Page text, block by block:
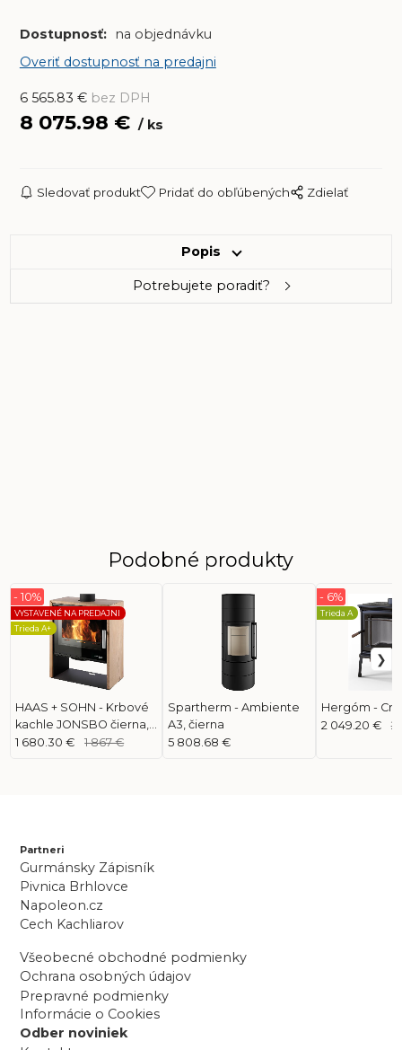
Dostupnosť:
na objednávku
Overiť dostupnosť na predajni
6 565.83 € bez DPH
8 075.98 € ks
Sledovať produkt Pridať do obľúbených Zdielať
Popis
Potrebujete poradiť?
Podobné produkty
HAAS + SOHN - Krbové
kachle JONSBO čierna,
woodstone
VYSTAVENÉ NA PREDAJNI
Trieda A+
- 10%
1 680.30 € 1 867 €
Spartherm - Ambiente
A3, čierna
5 808.68 €
Hergóm -
Trieda A
- 6%
2 049.20 € 2
Partneri
Gurmánsky Zápisník
Pivnica Brhlovce
Napoleon.cz
Cech Kachliarov
Všeobecné obchodné podmienky
Ochrana osobných údajov
Prepravné podmienky
Informácie o Cookies
Odber noviniek